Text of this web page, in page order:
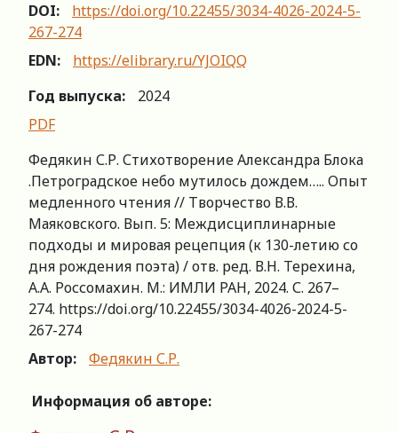
DOI:
https://doi.org/10.22455/3034-4026-2024-5-
267-274
EDN:
https://elibrary.ru/YJOIQQ
Год выпуска:
2024
PDF
Федякин С.Р. Стихотворение Александра Блока
.Петроградское небо мутилось дождем….. Опыт
медленного чтения // Творчество В.В.
Маяковского. Вып. 5: Междисциплинарные
подходы и мировая рецепция (к 130-летию со
дня рождения поэта) / отв. ред. В.Н. Терехина,
А.А. Россомахин. М.: ИМЛИ РАН, 2024. С. 267–
274. https://doi.org/10.22455/3034-4026-2024-5-
267-274
Автор:
Федякин С.Р.
Информация об авторе: